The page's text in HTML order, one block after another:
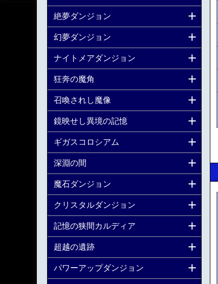
絶夢ダンジョン
幻夢ダンジョン
ナイトメアダンジョン
狂奔の魔角
召喚されし魔像
鏡映せし異境の記憶
ギガスコロシアム
深淵の間
魔石ダンジョン
クリスタルダンジョン
記憶の狭間カルディア
超越の遺跡
パワーアップダンジョン